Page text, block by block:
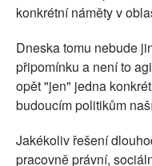
konkrétní náměty v
Dneska tomu nebude
připomínku a není to
opět "jen" jedna
budoucím politikům
Jakékoliv řešení
pracovně právní,